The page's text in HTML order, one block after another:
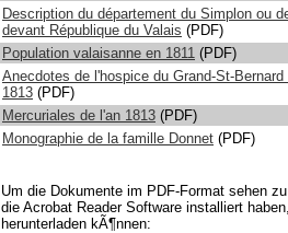
Description du département du Simplon ou
devant République du Valais (PDF)
Population valaisanne en 1811 (PDF)
Anecdotes de l'hospice du Grand-St-Bernard
1813 (PDF)
Mercuriales de l'an 1813 (PDF)
Monographie de la famille Donnet (PDF)
Um die Dokumente im PDF-Format sehen
die Acrobat Reader Software installiert
herunterladen kÃ¶nnen: